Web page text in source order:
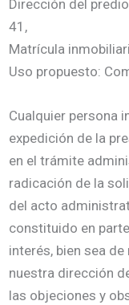
Dirección del
41,
Matrícula
Uso propuesto:
Cualquier persona
expedición de la
en el trámite
radicación de la
del acto
constituido en
interés, bien sea
nuestra dirección
las objeciones y